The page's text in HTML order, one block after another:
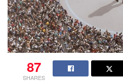
87
SHARES